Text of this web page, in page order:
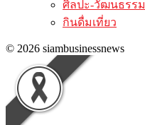
ศิลปะ-วัฒนธรรม
กินดื่มเที่ยว
© 2026 siambusinessnews